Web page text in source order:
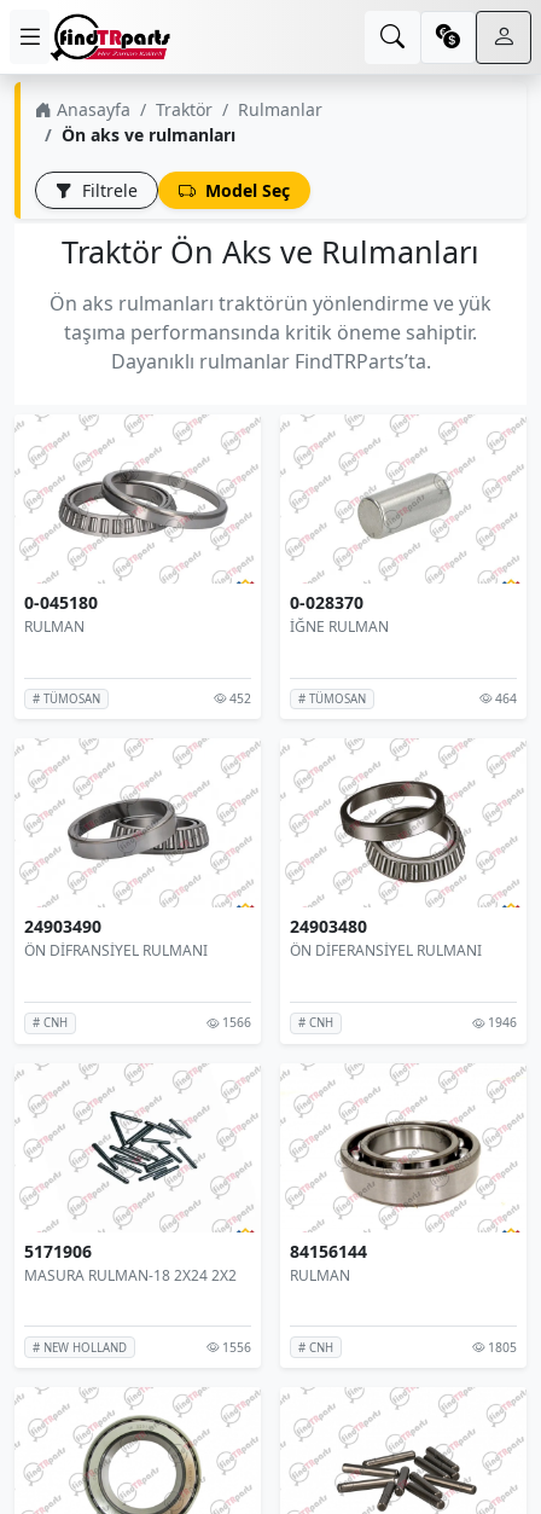
Anasayfa Traktör
Rulmanlar
Ön aks ve rulmanları
Filtrele Model Seç
Traktör Ön Aks ve Rulmanları
Ön aks rulmanları traktörün yönlendirme ve yük
taşıma performansında kritik öneme sahiptir.
Dayanıklı rulmanlar FindTRParts’ta.
0-045180
RULMAN
# TÜMOSAN 452
0-028370
İĞNE RULMAN
# TÜMOSAN 464
24903490
ÖN DİFRANSİYEL RULMANI
# CNH 1566
24903480
ÖN DİFERANSİYEL RULMANI
# CNH 1946
5171906
MASURA RULMAN-18 2X24 2X2
# NEW HOLLAND 1556
84156144
RULMAN
# CNH 1805